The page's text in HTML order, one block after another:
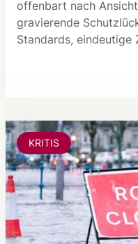
offenbart nach
gravierende
Standards, eindeutige
KRITIS